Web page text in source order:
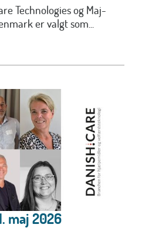
Technologies og Maj-
er valgt som...
maj 2026